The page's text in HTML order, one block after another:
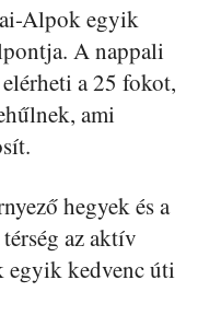
Alpok egyik
A nappali
a 25 fokot,
ami
hegyek és a
az aktív
egyik kedvenc úti